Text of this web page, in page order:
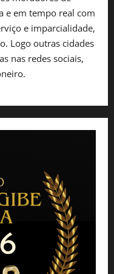
e em tempo real com
e imparcialidade,
Logo outras cidades
nas redes sociais,